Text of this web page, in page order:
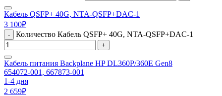
Кабель QSFP+ 40G, NTA-QSFP+DAC-1
3 100₽
- Количество Кабель QSFP+ 40G, NTA-QSFP+DAC-1
+
Кабель питания Backplane HP DL360P/360E Gen8
654072-001, 667873-001
1-4 дня
2 659₽